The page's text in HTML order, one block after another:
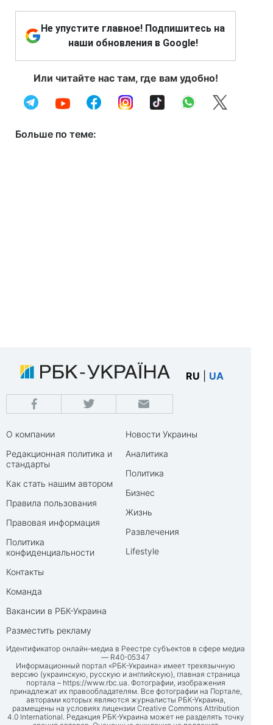
Не упустите главное! Подпишитесь на
наши обновления в Google!
Или читайте нас там, где вам удобно!
Больше по теме:
RU UA
О компании
Редакционная политика и
стандарты
Как стать нашим автором
Правила пользования
Правовая информация
Политика
конфиденциальности
Контакты
Команда
Вакансии в РБК-Украина
Разместить рекламу
Новости Украины
Аналитика
Политика
Бизнес
Жизнь
Развлечения
Lifestyle
Идентификатор онлайн-медиа в Реестре субъектов в сфере медиа
— R40-05347
Информационный портал «РБК-Украина» имеет трехязычную
версию (украинскую, русскую и английскую), главная страница
портала – https://www.rbc.ua. Фотографии, изображения
принадлежат их правообладателям. Все фотографии на Портале,
авторами которых являются журналисты РБК-Украина,
размещены на условиях лицензии Creative Commons Attribution
4.0 International. Редакция РБК-Украина может не разделять точку